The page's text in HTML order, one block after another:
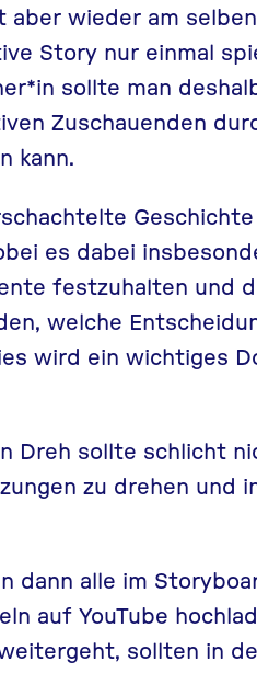
aber wieder am
Story nur einmal
sollte man
Zuschauenden
kann.
es dabei
festzuhalten und
welche
wird ein wichtiges
Dreh sollte schlicht
zu drehen und
dann alle im
auf YouTube
sollten in